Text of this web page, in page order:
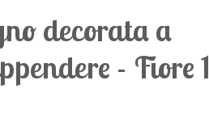
decorata a
- Fiore 1